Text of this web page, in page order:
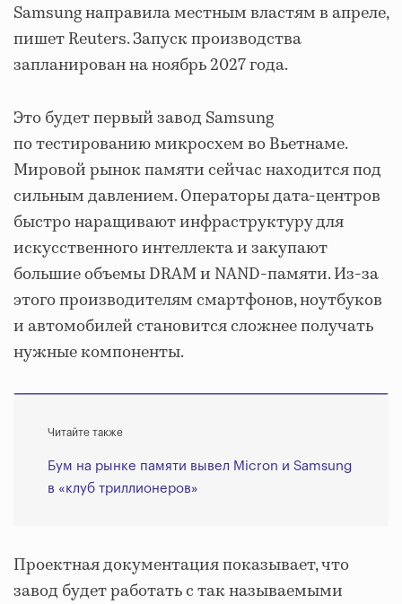
Samsung направила местным властям в апреле,
пишет Reuters. Запуск производства
запланирован на ноябрь 2027 года.
Это будет первый завод Samsung
по тестированию микросхем во Вьетнаме.
Мировой рынок памяти сейчас находится под
сильным давлением. Операторы дата-центров
быстро наращивают инфраструктуру для
искусственного интеллекта и закупают
большие объемы DRAM и NAND-памяти. Из-за
этого производителям смартфонов, ноутбуков
и автомобилей становится сложнее получать
нужные компоненты.
Читайте также
Бум на рынке памяти вывел Micron и Samsung
в «клуб триллионеров»
Проектная документация показывает, что
завод будет работать с так называемыми